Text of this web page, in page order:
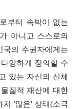
부터 속박이 없는
아니고 스스로의
국의 주권자에게는
양하게 정의할 수
있는 자신의 신체
질적 재산에 대한
지'않은'상태(소극